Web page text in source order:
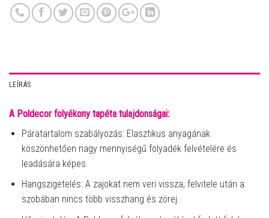
LEÍRÁS
A Poldecor folyékony tapéta tulajdonságai:
Páratartalom szabályozás: Elasztikus anyagának
köszönhetően nagy mennyiségű folyadék felvételére és
leadására képes.
Hangszigetelés: A zajokat nem veri vissza, felvitele után a
szobában nincs több visszhang és zörej.